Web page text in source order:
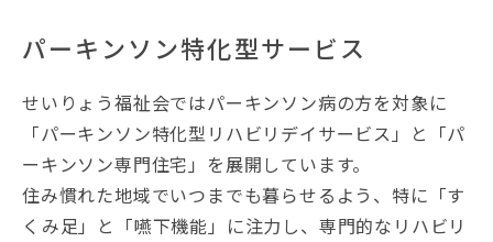
パーキンソン特化型サービス
せいりょう福祉会ではパーキンソン病の方を対象に
「パーキンソン特化型リハビリデイサービス」と「パ
ーキンソン専門住宅」を展開しています。
住み慣れた地域でいつまでも暮らせるよう、特に「す
くみ足」と「嚥下機能」に注力し、専門的なリハビリ